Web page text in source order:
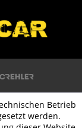
Betrieb
werden.